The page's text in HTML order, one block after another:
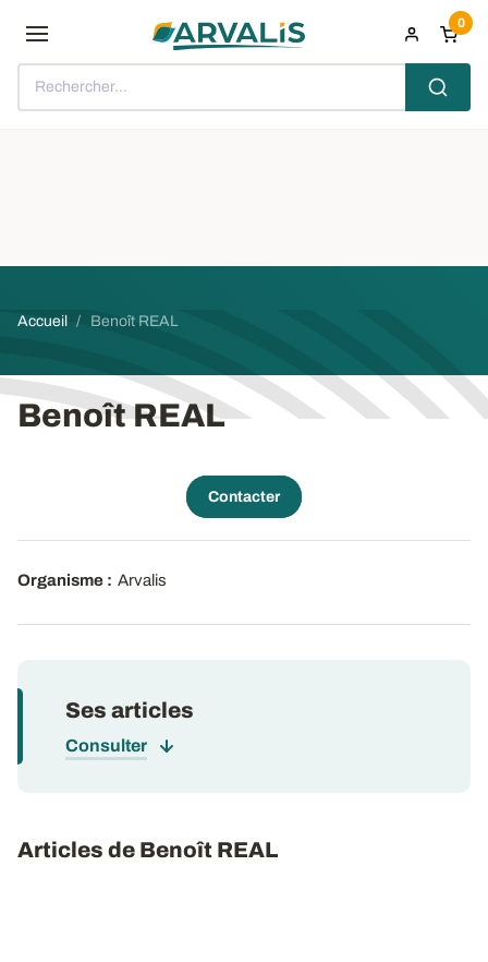
Rechercher...
0
Fil d'Ariane
Accueil Benoît REAL
Benoît REAL
Contacter
Organisme : Arvalis
Ses articles
Consulter
Articles de Benoît REAL